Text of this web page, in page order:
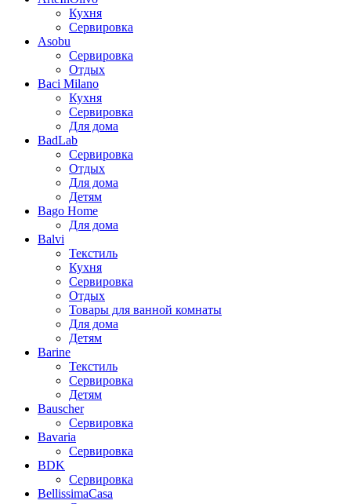
Кухня
Сервировка
Asobu
Сервировка
Отдых
Baci Milano
Кухня
Сервировка
Для дома
BadLab
Сервировка
Отдых
Для дома
Детям
Bago Home
Для дома
Balvi
Текстиль
Кухня
Сервировка
Отдых
Товары для ванной комнаты
Для дома
Детям
Barine
Текстиль
Сервировка
Детям
Bauscher
Сервировка
Bavaria
Сервировка
BDK
Сервировка
BellissimaCasa